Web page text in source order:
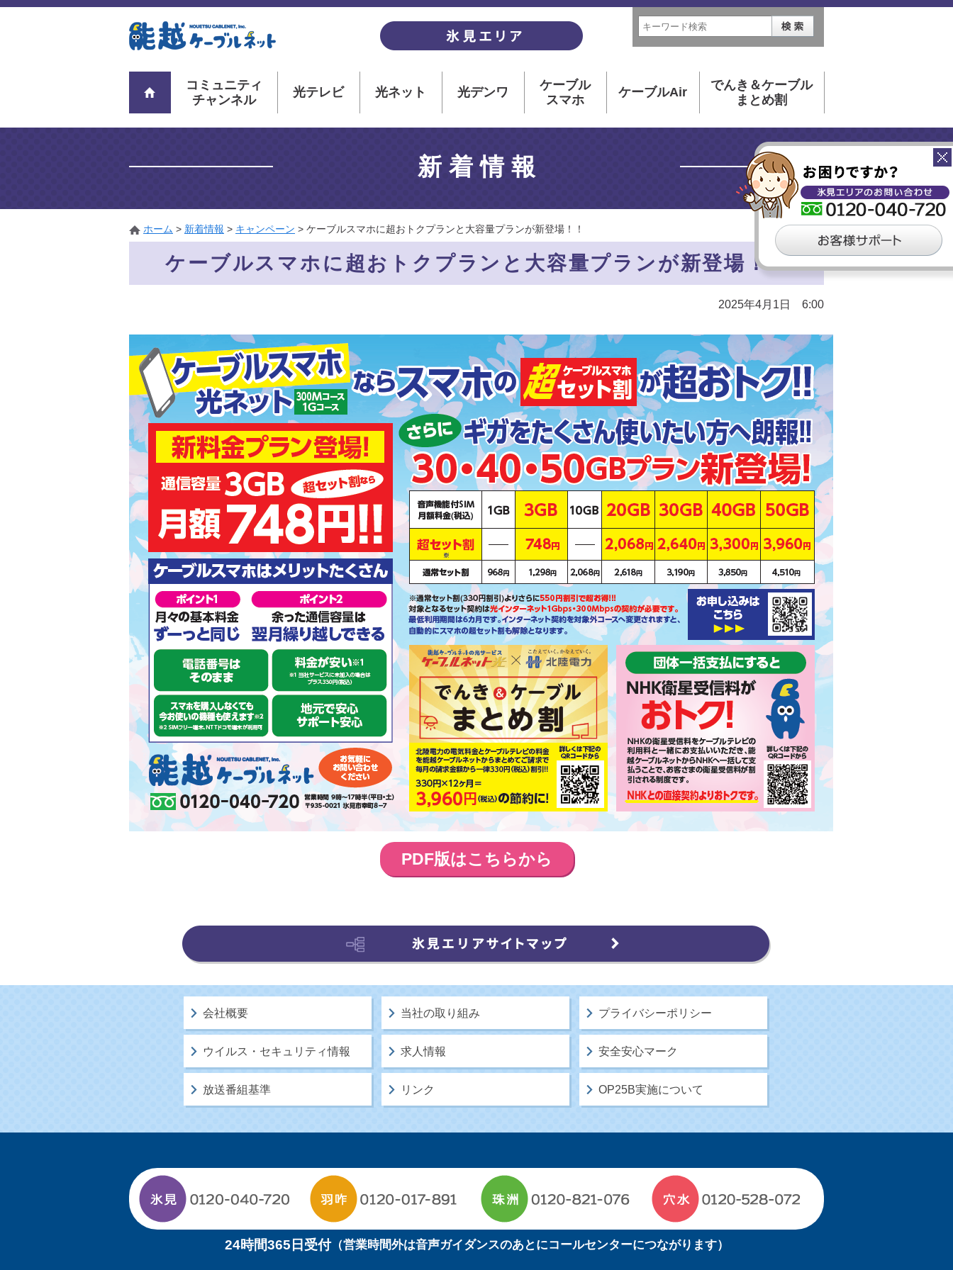
コミュニティ
チャンネル
光テレビ 光ネット 光デンワ
ケーブル
スマホ
ケーブルAir
でんき＆ケーブル
まとめ割
新着情報
ホーム > 新着情報 > キャンペーン > ケーブルスマホに超おトクプランと大容量プランが新登場！！
ケーブルスマホに超おトクプランと大容量プランが新登場！！
2025年4月1日 6:00
PDF版はこちらから
会社概要 当社の取り組み プライバシーポリシー
ウイルス・セキュリティ情報 求人情報 安全安心マーク
放送番組基準 リンク OP25B実施について
24時間365日受付（営業時間外は音声ガイダンスのあとにコールセンターにつながります）